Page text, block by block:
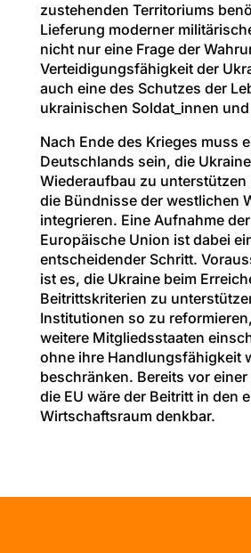
zustehenden Territoriums
Lieferung moderner
nicht nur eine Frage der
Verteidigungsfähigkeit der
auch eine des Schutzes der
ukrainischen Soldat_innen
Nach Ende des Krieges muss
Deutschlands sein, die
Wiederaufbau zu unterstützen
die Bündnisse der westlichen
integrieren. Eine Aufnahme
Europäische Union ist dabei
entscheidender Schritt.
ist es, die Ukraine beim
Beitrittskriterien zu
Institutionen so zu
weitere Mitgliedsstaaten
ohne ihre Handlungsfähigkeit
beschränken. Bereits vor
die EU wäre der Beitritt in den
Wirtschaftsraum denkbar.